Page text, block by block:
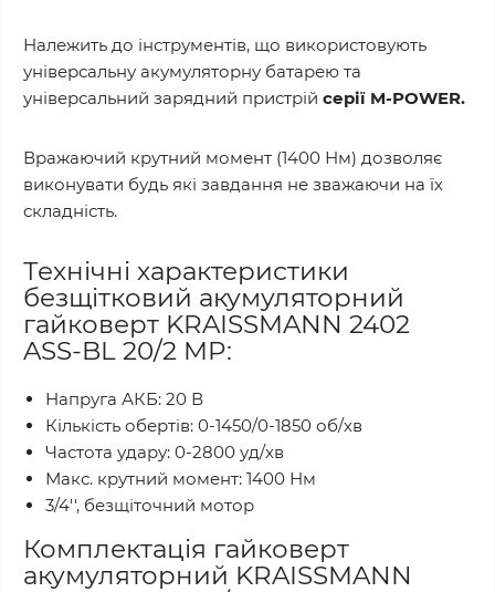
Належить до інструментів, що використовують
універсальну акумуляторну батарею та
універсальний зарядний пристрій серії M-POWER.
Вражаючий крутний момент (1400 Нм) дозволяє
виконувати будь які завдання не зважаючи на їх
складність.
Технічні характеристики
безщітковий акумуляторний
гайковерт KRAISSMANN 2402
ASS-BL 20/2 MP:
Напруга АКБ: 20 В
Кількість обертів: 0-1450/0-1850 об/хв
Частота удару: 0-2800 уд/хв
Макс. крутний момент: 1400 Нм
3/4'', безщіточний мотор
Комплектація гайковерт
акумуляторний KRAISSMANN